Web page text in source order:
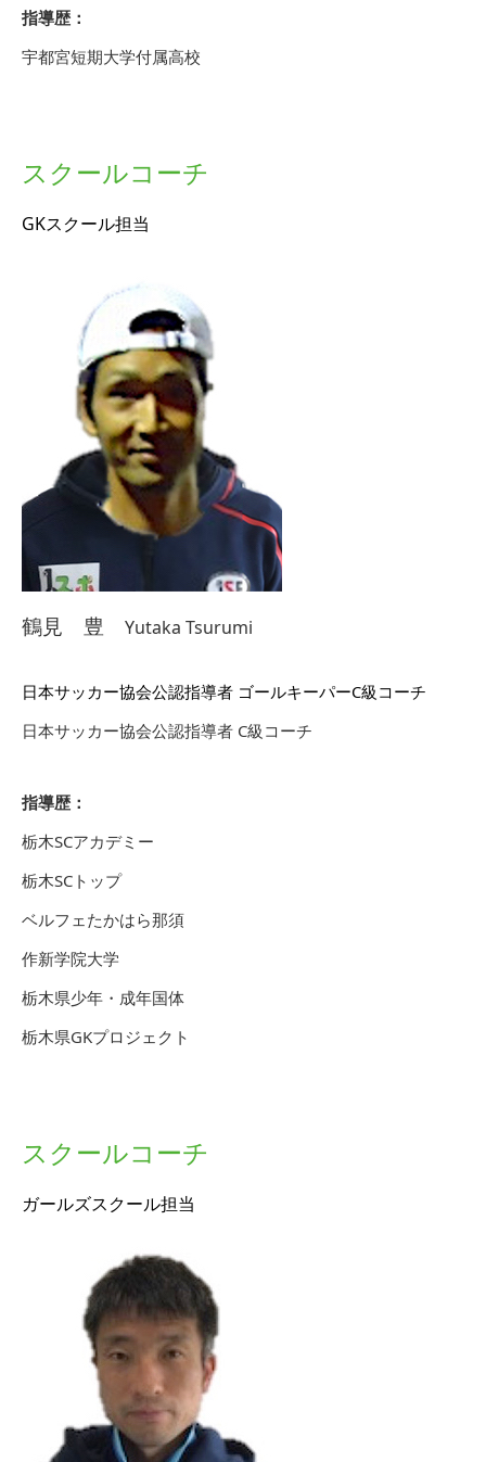
指導歴：
宇都宮短期大学付属高校
スクールコーチ
GKスクール担当
鶴見 豊 Yutaka Tsurumi
日本サッカー協会公認指導者 ゴールキーパーC級コーチ
日本サッカー協会公認指導者 C級コーチ
指導歴：
栃木SCアカデミー
栃木SCトップ
ベルフェたかはら那須
作新学院大学
栃木県少年・成年国体
栃木県GKプロジェクト
スクールコーチ
ガールズスクール担当